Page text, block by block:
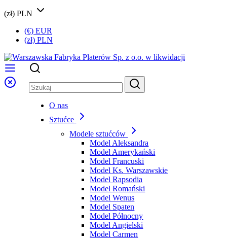
(zł) PLN
(€) EUR
(zł) PLN
O nas
Sztućce
Modele sztućców
Model Aleksandra
Model Amerykański
Model Francuski
Model Ks. Warszawskie
Model Rapsodia
Model Romański
Model Wenus
Model Spaten
Model Północny
Model Angielski
Model Carmen